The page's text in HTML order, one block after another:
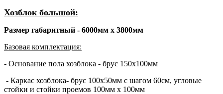
Хозблок большой:
Размер габаритный - 6000мм х 3800мм
Базовая комплектация:
- Основание пола хозблока - брус 150х100мм
- Каркас хозблока- брус 100х50мм с шагом 60см, угловые
стойки и стойки проемов 100мм х 100мм